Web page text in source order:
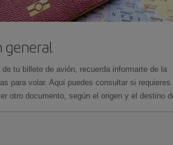
general
tu billete de avión, recuerda informarte de la
para volar. Aquí puedes consultar si requieres
otro documento, según el origen y el destino